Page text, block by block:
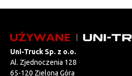
Uni-Truck Sp. z o.o.
Al. Zjednoczenia 128
65-120 Zielona Góra